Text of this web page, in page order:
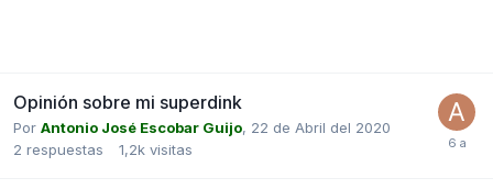
Opinión sobre mi superdink
Por Antonio José Escobar Guijo, 22 de Abril del 2020
2 respuestas 1,2k visitas